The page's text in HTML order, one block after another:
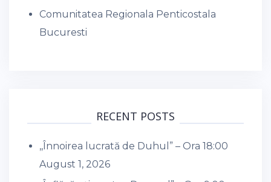
Comunitatea Regionala Penticostala
Bucuresti
RECENT POSTS
,,Înnoirea lucrată de Duhul” – Ora 18:00
August 1, 2026